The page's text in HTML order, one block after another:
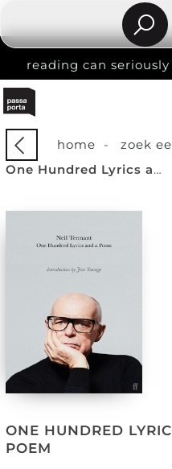
reading can
home - zoek
One Hundred Lyrics and a Poem
ONE HUNDRED
POEM